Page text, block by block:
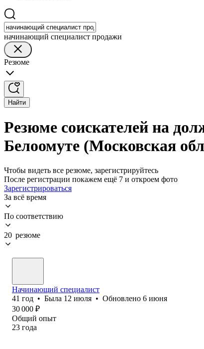
начинающий специалист продажи
Резюме
Найти
Резюме соискателей на
Белоомуте (Московская
Чтобы видеть все резюме, зарегистрируйтесь
После регистрации покажем ещё 7 и откроем фото
Зарегистрироваться
За всё время
По соответствию
20 резюме
Начинающий специалист
41 год • Была 12 июля • Обновлено 6 июня
30 000 ₽
Общий опыт
23 года